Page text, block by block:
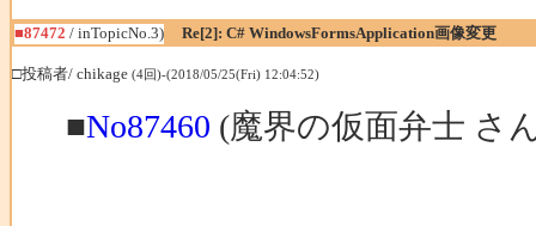
■87472 / inTopicNo.3) Re[2]: C# WindowsFormsApplication画像変更
□投稿者/ chikage (4回)-(2018/05/25(Fri) 12:04:52)
■No87460 (魔界の仮面弁士 さ